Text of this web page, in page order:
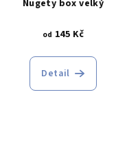
Nugety box velký
od 145 Kč
Detail